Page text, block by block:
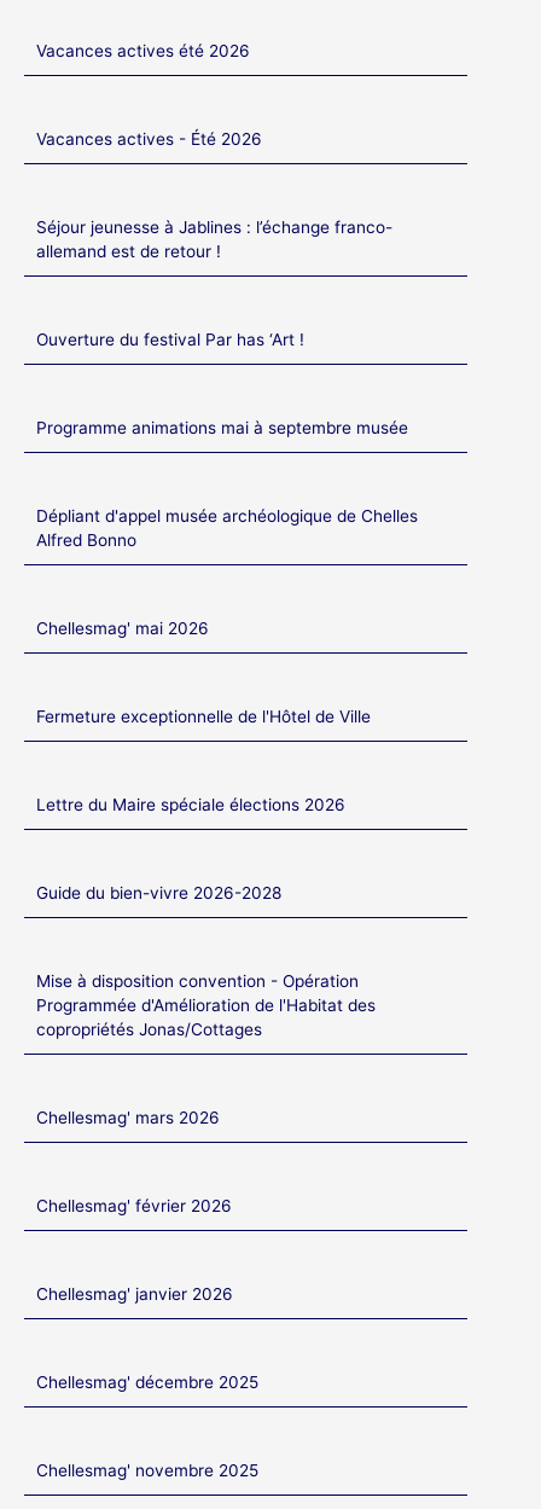
Vacances actives été 2026
Vacances actives - Été 2026
Séjour jeunesse à Jablines : l’échange franco-
allemand est de retour !
Ouverture du festival Par has ‘Art !
Programme animations mai à septembre musée
Dépliant d'appel musée archéologique de Chelles
Alfred Bonno
Chellesmag' mai 2026
Fermeture exceptionnelle de l'Hôtel de Ville
Lettre du Maire spéciale élections 2026
Guide du bien-vivre 2026-2028
Mise à disposition convention - Opération
Programmée d'Amélioration de l'Habitat des
copropriétés Jonas/Cottages
Chellesmag' mars 2026
Chellesmag' février 2026
Chellesmag' janvier 2026
Chellesmag' décembre 2025
Chellesmag' novembre 2025